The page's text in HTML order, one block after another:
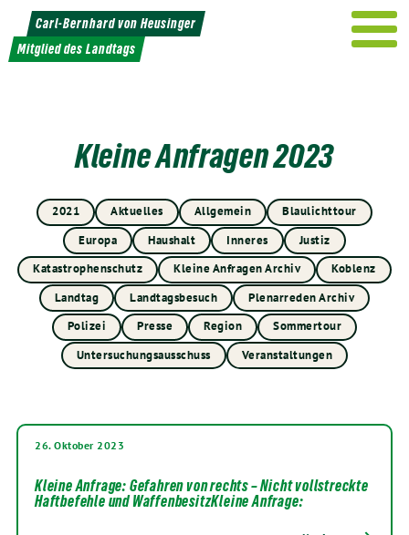
Weiter
zum
Inhalt
Carl-Bernhard von Heusinger
Mitglied des Landtags
Kleine Anfragen 2023
2021 Aktuelles Allgemein
Blaulichttour
Europa
Haushalt Inneres
Justiz
Katastrophenschutz
Kleine Anfragen Archiv
Koblenz
Landtag
Landtagsbesuch
Plenarreden Archiv
Polizei
Presse Region
Sommertour
Untersuchungsausschuss
Veranstaltungen
26. Oktober 2023
Kleine Anfrage: Gefahren von rechts – Nicht vollstreckte
Haftbefehle und WaffenbesitzKleine Anfrage: